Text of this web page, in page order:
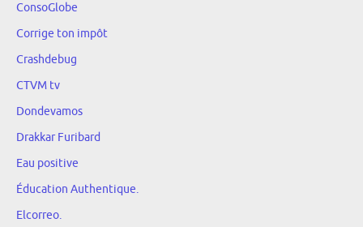
ConsoGlobe
Corrige ton impôt
Crashdebug
CTVM tv
Dondevamos
Drakkar Furibard
Eau positive
Éducation Authentique.
Elcorreo.